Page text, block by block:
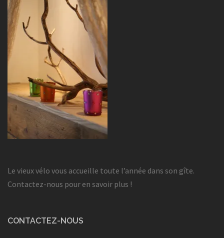
Le vieux vélo vous accueille toute l’année dans son gîte.
Contactez-nous pour en savoir plus !
CONTACTEZ-NOUS